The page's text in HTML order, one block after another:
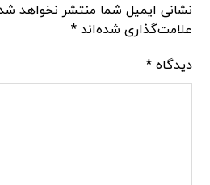
نشانی ایمیل شما منتشر نخواهد
علامت‌گذاری شده‌اند*
دیدگاه*